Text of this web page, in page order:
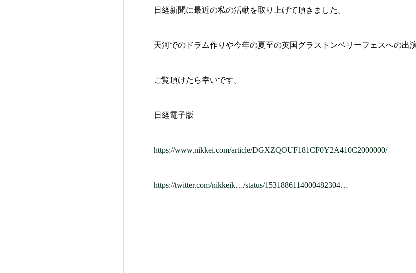
日経新聞に最近の私の活動を取り上げて頂きました。
天河でのドラム作りや今年の夏至の英国グラストンベリーフェスへの出
ご覧頂けたら幸いです。
日経電子版
https://www.nikkei.com/article/DGXZQOUF181CF0Y2A410C2000000/
https://twitter.com/nikkeik…/status/1531886114000482304…